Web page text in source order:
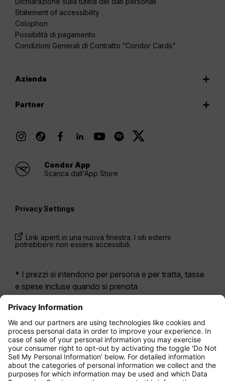
Statement of accessibility
Colophon
Possibilità di pagamento
Condizioni Generali di Contratto “Condor Cards”
Azienda
Partner
Condor App
Scarica dall'App Store
Privacy Settings
Link aperti in una nuova finestra. I siti esterni
potrebbero non essere accessibili.
* I prezzi si intendono per persona e per tratta, tasse
e spese incluse quando si prenota
Erano disponibili nelle ultime 24 ore e potrebbero non
essere più aggiornati. Le tariffe indicate per
l’Economy Class sono solitamente Economy Zero,
la nostra opzione di tariffa più limitata. Potrebbero
essere applicati costi aggiuntivi per ilbagaglioda
stiva registrato o altri servizi opzionali. Vengono